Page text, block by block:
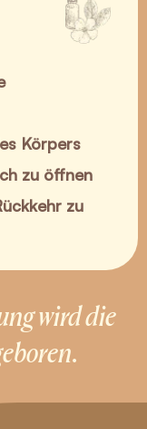
Körpers
zu öffnen
zu
wird die